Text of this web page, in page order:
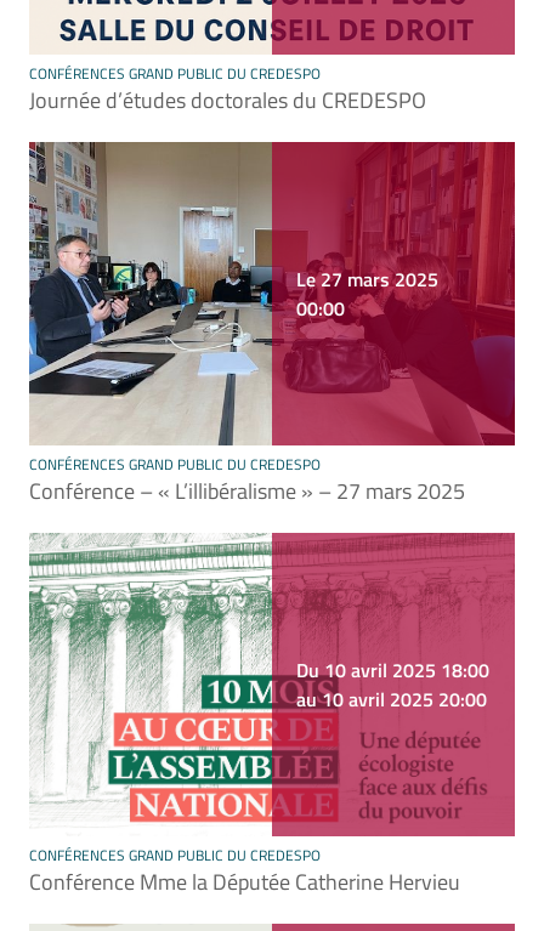
CONFÉRENCES GRAND PUBLIC DU CREDESPO
Journée d’études doctorales du CREDESPO
Le 27 mars 2025
00:00
CONFÉRENCES GRAND PUBLIC DU CREDESPO
Conférence – « L’illibéralisme » – 27 mars 2025
Du 10 avril 2025 18:00
au 10 avril 2025 20:00
CONFÉRENCES GRAND PUBLIC DU CREDESPO
Conférence Mme la Députée Catherine Hervieu